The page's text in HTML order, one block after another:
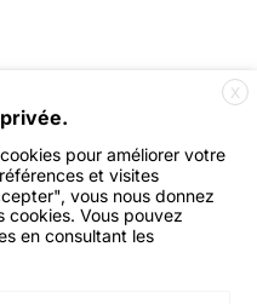
X
pour améliorer votre
et visites
vous nous donnez
cookies. Vous pouvez
en consultant les